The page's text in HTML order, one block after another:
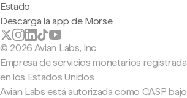
Estado
Descarga la app de Morse
© 2026 Avian Labs, Inc
Empresa de servicios monetarios registrada
en los Estados Unidos
Avian Labs está autorizada como CASP bajo